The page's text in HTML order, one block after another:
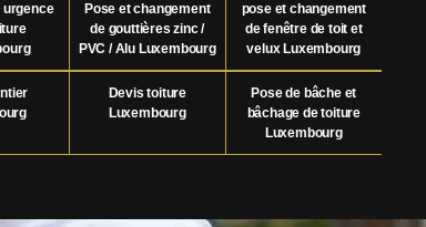
urgence
Pose et changement
de gouttières zinc /
PVC / Alu Luxembourg
pose et changement
de fenêtre de toit et
velux Luxembourg
Devis toiture
Luxembourg
Pose de bâche et
bâchage de toiture
Luxembourg